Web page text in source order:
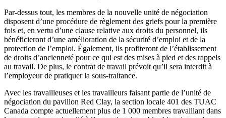
Par-dessus tout, les membres de la nouvelle unité de négociation
disposent d’une procédure de règlement des griefs pour la première
fois et, en vertu d’une clause relative aux droits du personnel, ils
bénéficieront d’une amélioration de la sécurité d’emploi et de la
protection de l’emploi. Également, ils profiteront de l’établissement
de droits d’ancienneté pource qui est des mises à pied et des rappels
au travail. De plus, le contrat de travail prévoit qu’il sera interdit à
l’employeurde pratiquerla sous-traitance.
Avec les travailleuses et les travailleurs faisant partie de l’unité de
négociation du pavillon Red Clay, la section locale 401 des TUAC
Canada compte actuellement plus de 1 000 membres travaillant dans